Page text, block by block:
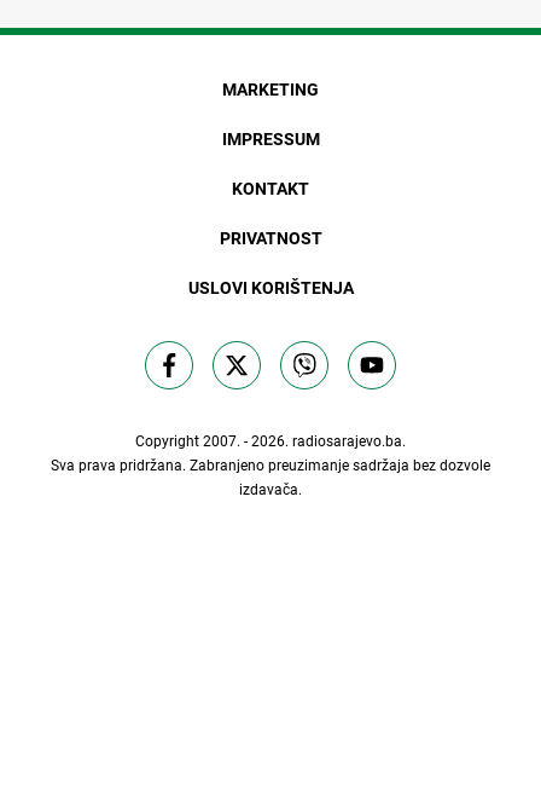
MARKETING
IMPRESSUM
KONTAKT
PRIVATNOST
USLOVI KORIŠTENJA
Copyright 2007. - 2026. radiosarajevo.ba.
Sva prava pridržana. Zabranjeno preuzimanje sadržaja bez dozvole
izdavača.